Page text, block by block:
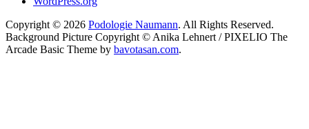
Copyright © 2026 Podologie Naumann. All Rights Reserved.
Background Picture Copyright © Anika Lehnert / PIXELIO The
Arcade Basic Theme by bavotasan.com.